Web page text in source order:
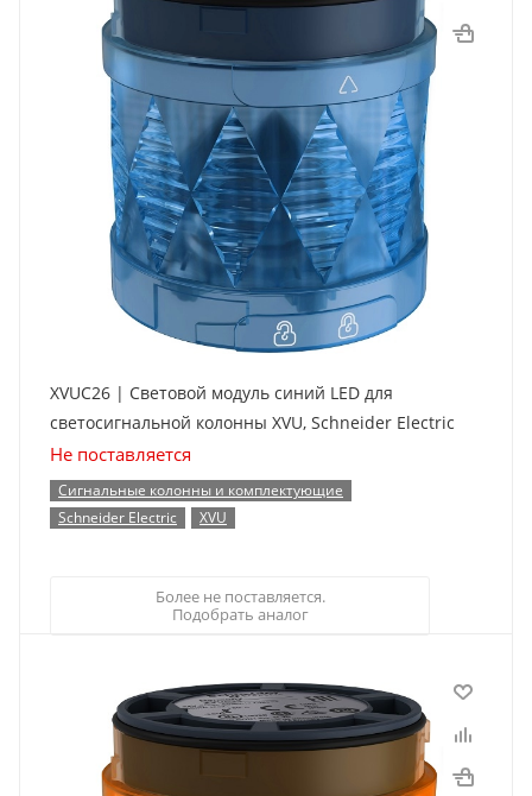
XVUC26 | Световой модуль синий LED для
светосигнальной колонны XVU, Schneider Electric
Не поставляется
Сигнальные колонны и комплектующие
Schneider Electric
XVU
Более не поставляется.
Подобрать аналог